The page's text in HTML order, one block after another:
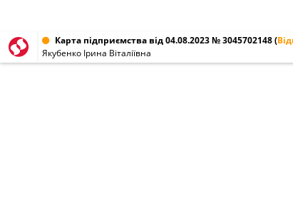
Карта підприємства від 04.08.2023 № 3045702148(
Якубенко Ірина Віталіївна